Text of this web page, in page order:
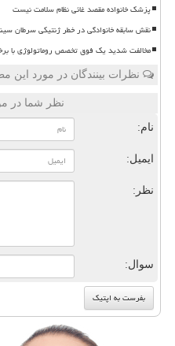
پزشک خانواده مقصد غائی نظام سلامت نیست
نقش سابقه خانوادگی در خطر ژنتیکی سرطان
مخالفت شدید یک فوق تخصص روماتولوژی با
نظرات بینندگان در مورد این
نظر شما در
نام:
ایمیل:
نظر:
سوال: